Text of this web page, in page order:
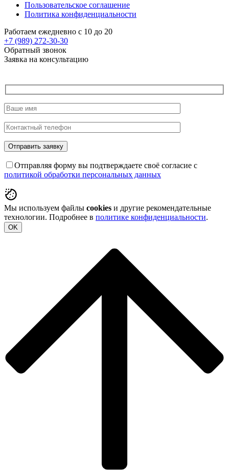
Пользовательское соглашение
Политика конфиденциальности
Работаем ежедневно с 10 до 20
+7 (989) 272-30-30
Обратный звонок
Заявка на консультацию
Отправляя форму вы подтверждаете своё согласие с
политикой обработки персональных данных
Мы используем файлы cookies и другие рекомендательные
технологии. Подробнее в политике конфиденциальности.
OK